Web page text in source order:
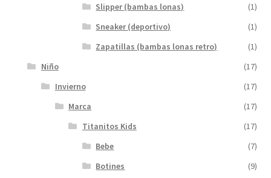
Slipper (bambas lonas)
(1)
Sneaker (deportivo)
(1)
Zapatillas (bambas lonas retro)
(1)
Niño
(17)
Invierno
(17)
Marca
(17)
Titanitos Kids
(17)
Bebe
(7)
Botines
(9)